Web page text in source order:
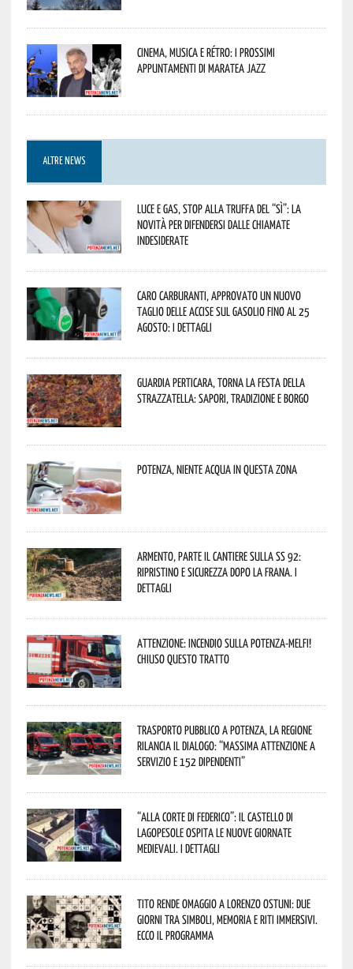
Cinema, musica e rétro: i prossimi
appuntamenti di Maratea Jazz
ALTRE NEWS
Luce e gas, stop alla truffa del “Sì”: la
novità per difendersi dalle chiamate
indesiderate
Caro carburanti, approvato un nuovo
taglio delle accise sul gasolio fino al 25
agosto: i dettagli
Guardia Perticara, torna la Festa della
Strazzatella: sapori, tradizione e borgo
Potenza, niente acqua in questa zona
Armento, parte il cantiere sulla SS 92:
ripristino e sicurezza dopo la frana. I
dettagli
Attenzione: incendio sulla Potenza-Melfi!
Chiuso questo tratto
Trasporto pubblico a Potenza, la Regione
rilancia il dialogo: “Massima attenzione a
servizio e 152 dipendenti”
“Alla corte di Federico”: il Castello di
Lagopesole ospita le nuove Giornate
Medievali. I dettagli
Tito rende omaggio a Lorenzo Ostuni: due
giorni tra simboli, memoria e riti immersivi.
Ecco il programma